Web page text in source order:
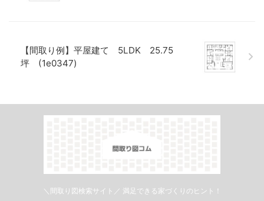
【間取り例】平屋建て 5LDK 25.75
坪 (1e0347)
＼間取り図検索サイト／ 満足できる家づくりのヒント！